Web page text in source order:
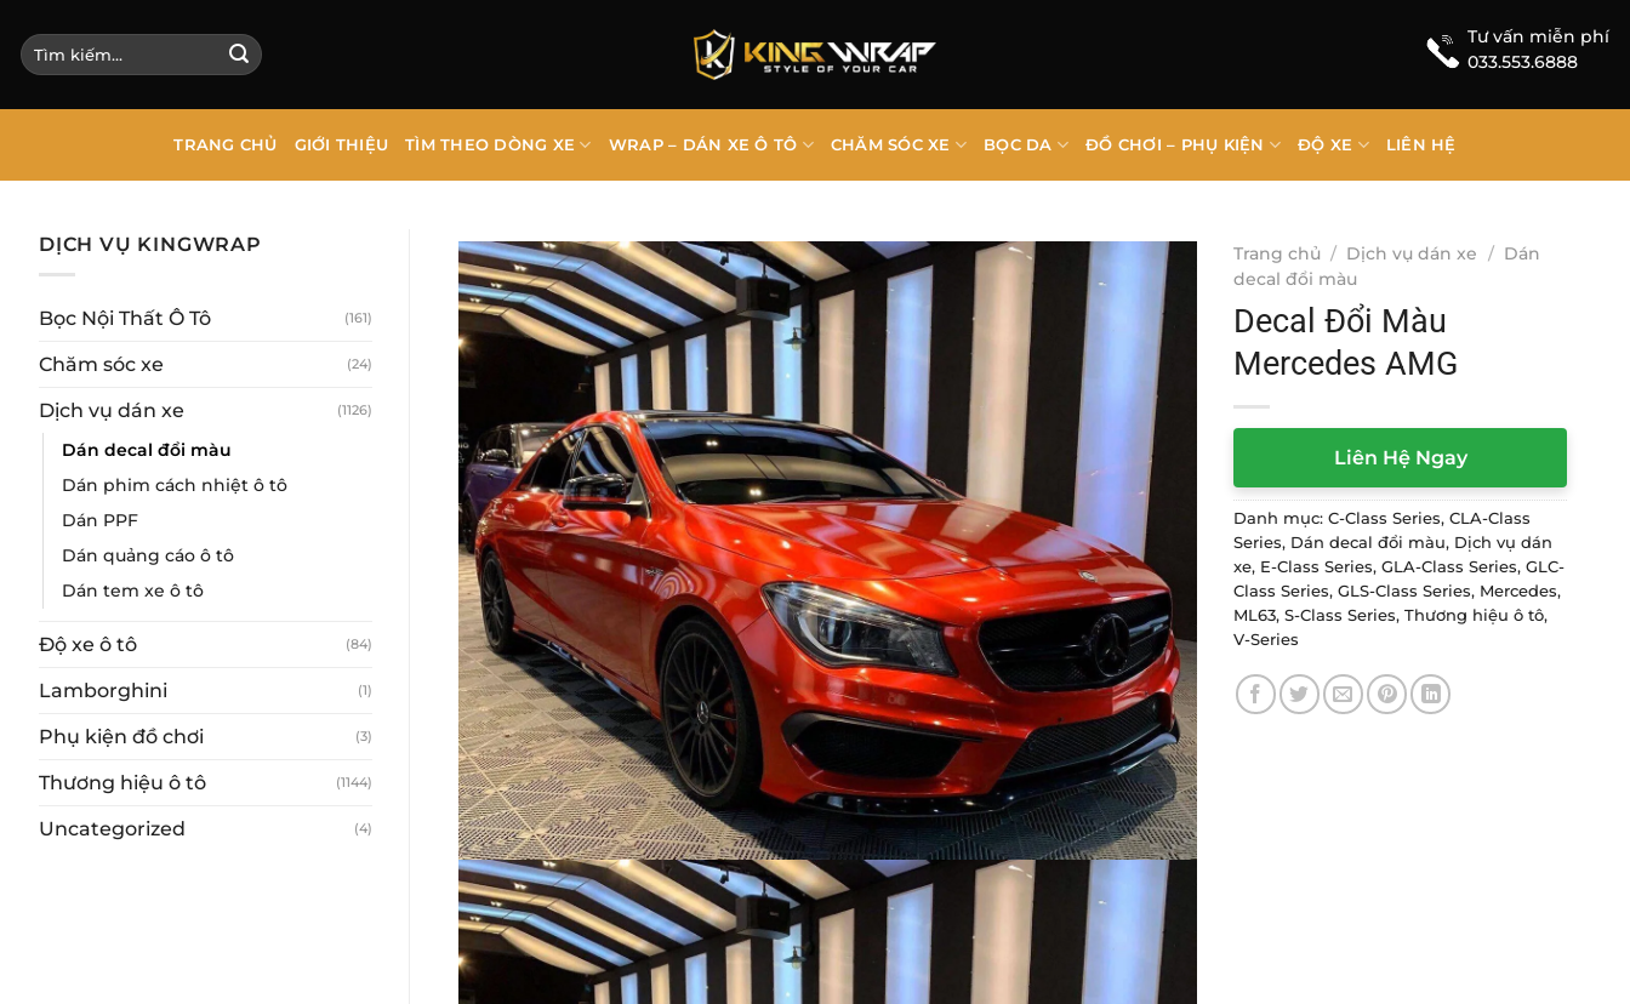
qua
nội
dung
Tìm
kiếm:
Tư vấn miễn phí
033.553.6888
TRANG CHỦ GIỚI THIỆU TÌM THEO DÒNG XE WRAP – DÁN XE Ô TÔ CHĂM SÓC XE BỌC DA ĐỒ CHƠI – PHỤ KIỆN ĐỘ XE LIÊN HỆ
DỊCH VỤ KINGWRAP
Bọc Nội Thất Ô Tô (161)
Chăm sóc xe (24)
Dịch vụ dán xe (1126)
Dán decal đổi màu
Dán phim cách nhiệt ô tô
Dán PPF
Dán quảng cáo ô tô
Dán tem xe ô tô
Độ xe ô tô (84)
Lamborghini (1)
Phụ kiện đồ chơi (3)
Thương hiệu ô tô (1144)
Uncategorized (4)
Trang chủ / Dịch vụ dán xe / Dán
decal đổi màu
Decal Đổi Màu
Mercedes AMG
Liên Hệ Ngay
Danh mục:C-Class Series,CLA-Class
Series, Dán decal đổi màu, Dịch vụ dán
xe, E-Class Series,GLA-Class Series,GLC-
Class Series,GLS-Class Series, Mercedes,
ML63,S-Class Series,Thương hiệu ô tô,
V-Series